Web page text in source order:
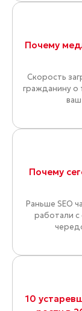
Почему
Скорость
гражданину о
Почему
Раньше SEO
работали
10